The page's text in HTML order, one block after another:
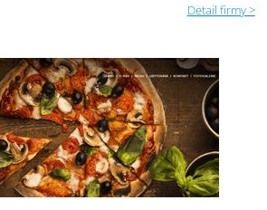
Detail firmy >